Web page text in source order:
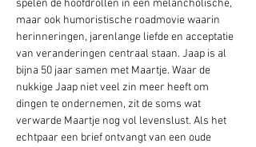
spelen de hoofdrollen in een melancholische,
maar ook humoristische roadmovie waarin
herinneringen, jarenlange liefde en acceptatie
van veranderingen centraal staan. Jaap is al
bijna 50 jaar samen met Maartje. Waar de
nukkige Jaap niet veel zin meer heeft om
dingen te ondernemen, zit de soms wat
verwarde Maartje nog vol levenslust. Als het
echtpaar een brief ontvangt van een oude